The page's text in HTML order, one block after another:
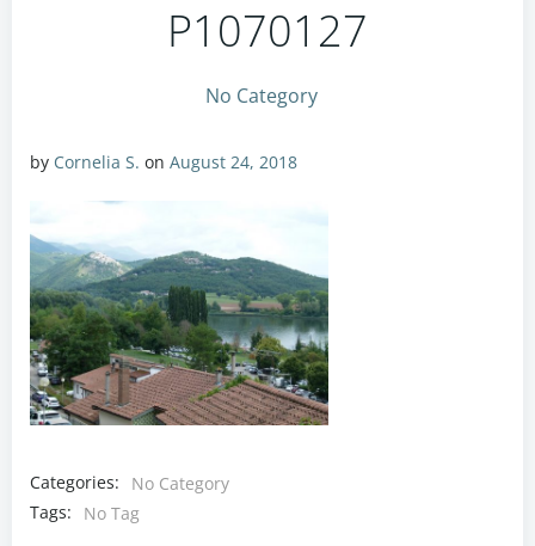
P1070127
No Category
by Cornelia S. on August 24, 2018
Categories:
No Category
Tags:
No Tag